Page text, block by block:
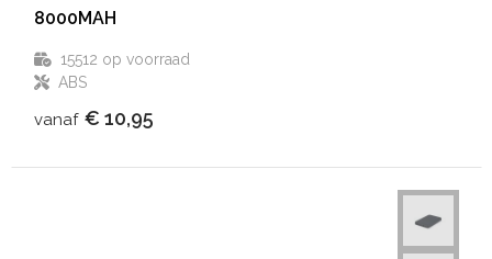
8000MAH
15512 op voorraad
ABS
vanaf € 10,95